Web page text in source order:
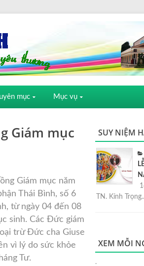
mục Mục vụ
Giám mục
Giám mục năm
Thái Bình, số 6
từ ngày 04 đến 08
sinh. Các Đức giám
trừ Đức cha Giuse
vì lý do sức khỏe
Tư.
SUY NIỆM
TN. Kính
XEM MỖI
.